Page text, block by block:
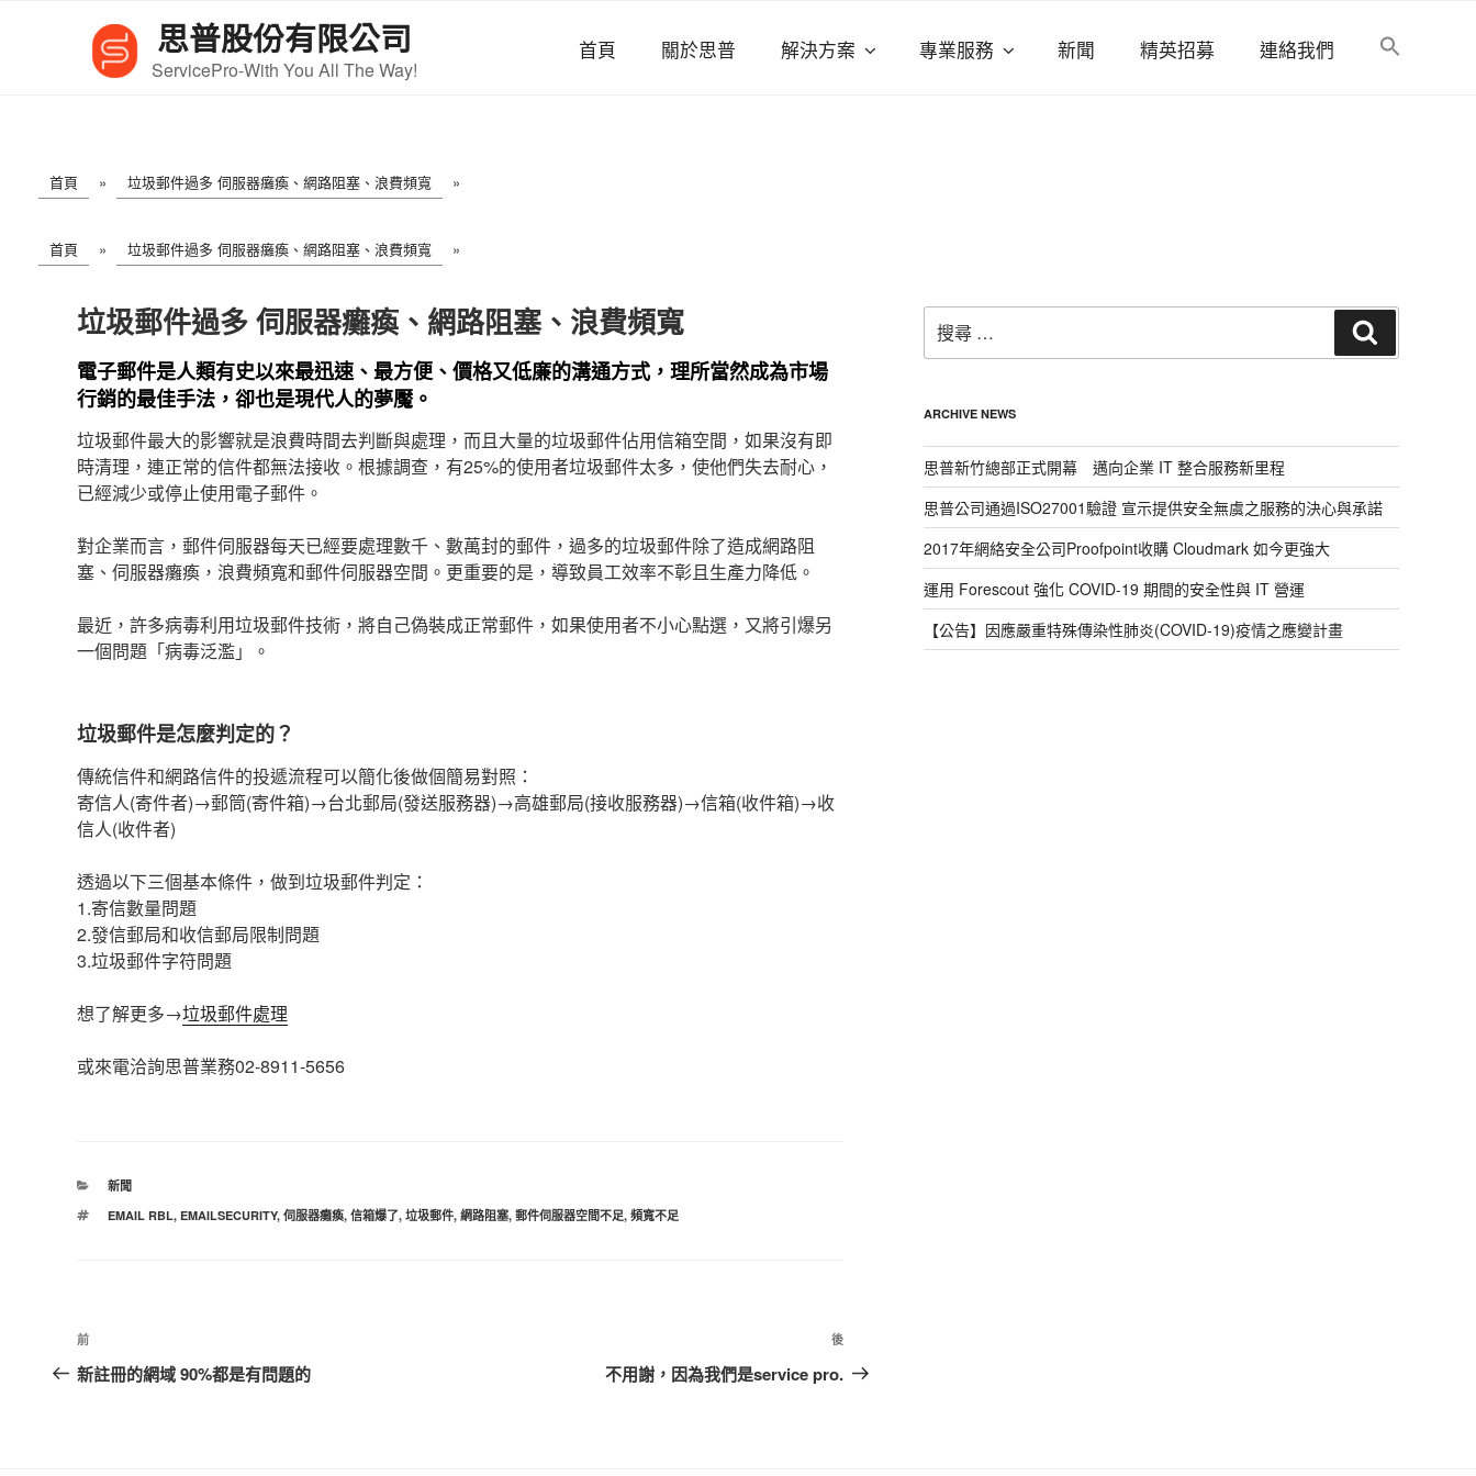
思普股份有限公司
ServicePro-With You All The Way!
首頁 關於思普 解決方案 專業服務 新聞 精英招募 連絡我們
首頁 » 垃圾郵件過多 伺服器癱瘓、網路阻塞、浪費頻寬 »
首頁 » 垃圾郵件過多 伺服器癱瘓、網路阻塞、浪費頻寬 »
垃圾郵件過多 伺服器癱瘓、網路阻塞、浪費頻寬
電子郵件是人類有史以來最迅速、最方便、價格又低廉的溝通方式，理所當然成為市場
行銷的最佳手法，卻也是現代人的夢魘。
垃圾郵件最大的影響就是浪費時間去判斷與處理，而且大量的垃圾郵件佔用信箱空間，如果沒有即
時清理，連正常的信件都無法接收。根據調查，有25%的使用者垃圾郵件太多，使他們失去耐心，
已經減少或停止使用電子郵件。
對企業而言，郵件伺服器每天已經要處理數千、數萬封的郵件，過多的垃圾郵件除了造成網路阻
塞、伺服器癱瘓，浪費頻寬和郵件伺服器空間。更重要的是，導致員工效率不彰且生產力降低。
最近，許多病毒利用垃圾郵件技術，將自己偽裝成正常郵件，如果使用者不小心點選，又將引爆另
一個問題「病毒泛濫」。
垃圾郵件是怎麼判定的？
傳統信件和網路信件的投遞流程可以簡化後做個簡易對照：
寄信人(寄件者)→郵筒(寄件箱)→台北郵局(發送服務器)→高雄郵局(接收服務器)→信箱(收件箱)→收
信人(收件者)
透過以下三個基本條件，做到垃圾郵件判定：
1.寄信數量問題
2.發信郵局和收信郵局限制問題
3.垃圾郵件字符問題
想了解更多→垃圾郵件處理
或來電洽詢思普業務02-8911-5656
分
新聞
標
EMAIL RBL, EMAILSECURITY, 伺服器癱瘓, 信箱爆了, 垃圾郵件, 網路阻塞, 郵件伺服器空間不足, 頻寬不足
文
章
上
一
前
新註冊的網域 90%都是有問題的
篇
後
不用謝，因為我們是service pro.
尋：
尋
ARCHIVE NEWS
思普新竹總部正式開幕 邁向企業 IT 整合服務新里程
思普公司通過ISO27001驗證 宣示提供安全無虞之服務的決心與承諾
2017年網絡安全公司Proofpoint收購 Cloudmark 如今更強大
運用 Forescout 強化 COVID-19 期間的安全性與 IT 營運
【公告】因應嚴重特殊傳染性肺炎(COVID-19)疫情之應變計畫